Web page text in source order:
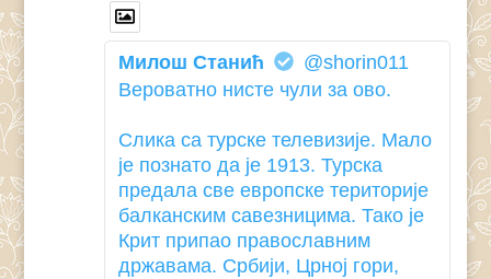
Милош Станић
@shorin011
Вероватно нисте чули за ово.
Слика са турске телевизије. Мало
је познато да је 1913. Турска
предала све европске територије
балканским савезницима. Тако је
Крит припао православним
државама. Србији, Црној гори,